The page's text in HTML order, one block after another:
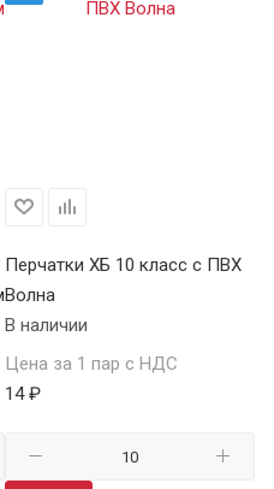
Перчатки ХБ 10 класс с ПВХ
Волна
В наличии
Цена за 1 пар с НДС
14 ₽